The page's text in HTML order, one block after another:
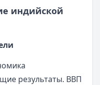
индийской
результаты. ВВП